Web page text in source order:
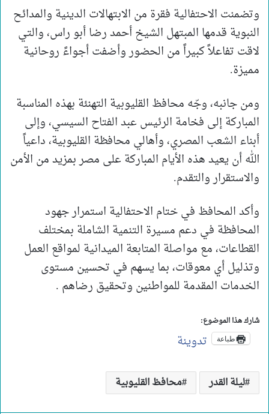
وتضمنت الاحتفالية فقرة من الابتهالات الدينية والمدائح
النبوية قدمها المبتهل الشيخ أحمد رضا أبو راس، والتي
لاقت تفاعلاً كبيراً من الحضور وأضفت أجواءً روحانية
مميزة.
ومن جانبه، وجّه محافظ القليوبية التهنئة بهذه المناسبة
المباركة إلى فخامة الرئيس عبد الفتاح السيسي، وإلى
أبناء الشعب المصري، وأهالي محافظة القليوبية، داعياً
الله أن يعيد هذه الأيام المباركة على مصر بمزيد من الأمن
والاستقرار والتقدم.
وأكد المحافظ في ختام الاحتفالية استمرار جهود
المحافظة في دعم مسيرة التنمية الشاملة بمختلف
القطاعات، مع مواصلة المتابعة الميدانية لمواقع العمل
وتذليل أي معوقات، بما يسهم في تحسين مستوى
الخدمات المقدمة للمواطنين وتحقيق رضاهم .
شارك هذا الموضوع:
طباعة تدوينة
ليلة القدر محافظ القليوبية